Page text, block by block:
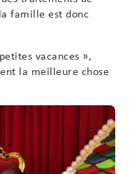
famille est donc
vacances »,
la meilleure chose